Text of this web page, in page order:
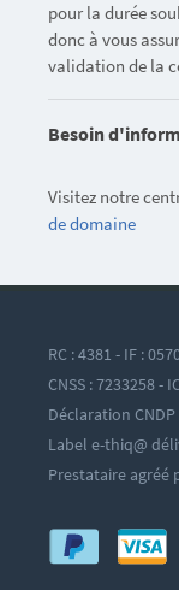
pour la durée
donc à vous
validation de la
Besoin
Visitez notre
de domaine
RC : 4381 - IF :
CNSS : 7233258 -
Déclaration
Label e-thiq@
Prestataire agréé